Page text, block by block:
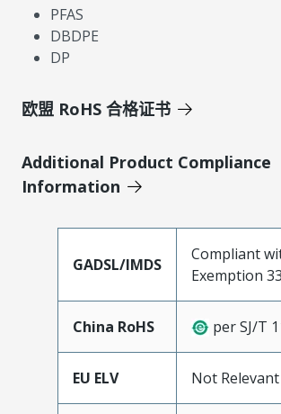
PFAS
DBDPE
DP
欧盟 RoHS 合格证书
Additional Product Compliance
Information
GADSL/IMDS
Compliant
Exemption 33
China RoHS per SJ/T
EU ELV Not Relevant